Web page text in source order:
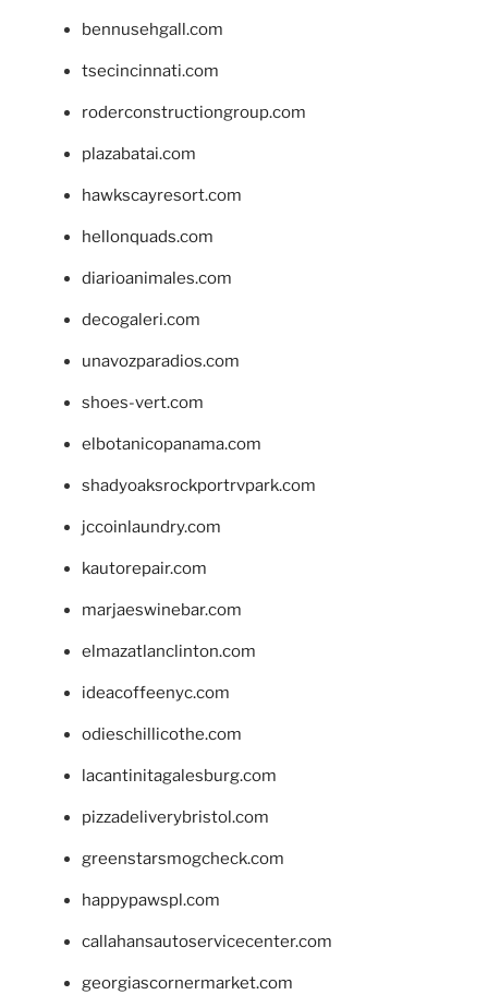
bennusehgall.com
tsecincinnati.com
roderconstructiongroup.com
plazabatai.com
hawkscayresort.com
hellonquads.com
diarioanimales.com
decogaleri.com
unavozparadios.com
shoes-vert.com
elbotanicopanama.com
shadyoaksrockportrvpark.com
jccoinlaundry.com
kautorepair.com
marjaeswinebar.com
elmazatlanclinton.com
ideacoffeenyc.com
odieschillicothe.com
lacantinitagalesburg.com
pizzadeliverybristol.com
greenstarsmogcheck.com
happypawspl.com
callahansautoservicecenter.com
georgiascornermarket.com